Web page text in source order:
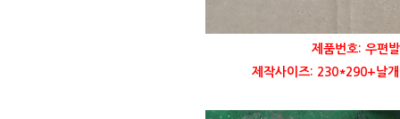
제품번호: 우편
제작사이즈: 230*290+날